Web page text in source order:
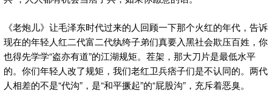
《老炮儿》让毛泽东时代过来的人回顾一下那个火红的年代，告诉
现在的年轻人红二代富二代纨绔子弟们真要入黑社会欺压百姓，你
也得先学学“盗亦有道”的江湖规矩。茬架，那大刀片是最低水平
的。你们年轻人改了规矩，我们老红卫兵痞子们是不认同的。两代
人相差的不是“代沟”，是“和平撅起”的“屁股沟”，充斥着恶臭。